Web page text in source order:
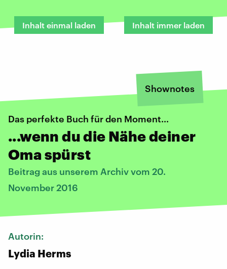
Inhalt einmal laden Inhalt immer laden
Shownotes
Das perfekte Buch für den Moment...
...wenn du die Nähe deiner
Oma spürst
Beitrag aus unserem Archiv vom 20.
November 2016
Autorin:
Lydia Herms